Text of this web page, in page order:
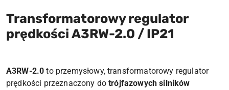
Transformatorowy regulator
prędkości A3RW-2.0 / IP21
A3RW-2.0 to przemysłowy, transformatorowy regulator
prędkości przeznaczony dotrójfazowych silników